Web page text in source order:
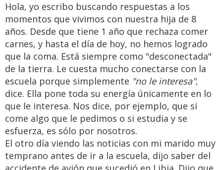
Hola, yo escribo buscando respuestas a los
momentos que vivimos con nuestra hija de 8
años. Desde que tiene 1 año que rechaza comer
carnes, y hasta el día de hoy, no hemos logrado
que la coma. Está siempre como "desconectada"
de la tierra. Le cuesta mucho conectarse con la
escuela porque simplemente "no le interesa",
dice. Ella pone toda su energía únicamente en lo
que le interesa. Nos dice, por ejemplo, que si
come algo que le pedimos o si estudia y se
esfuerza, es sólo por nosotros.
El otro día viendo las noticias con mi marido muy
temprano antes de ir a la escuela, dijo saber del